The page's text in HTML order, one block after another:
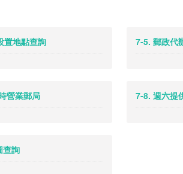
置地點查詢 7-5. 郵政代
營業郵局 7-8. 週六提
查詢